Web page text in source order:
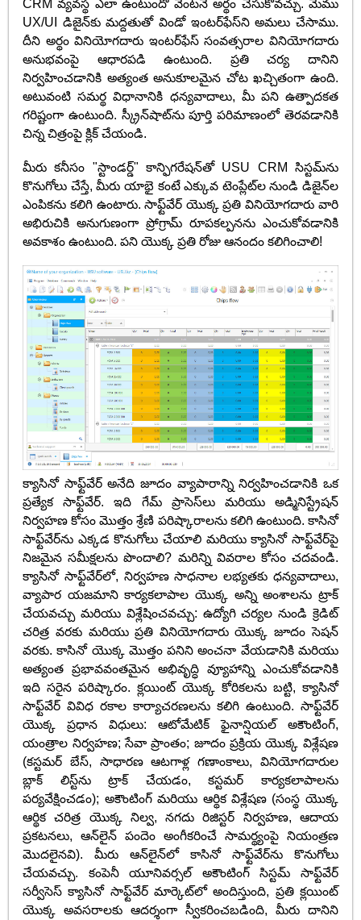
CRM వ్యవస్థ ఎలా ఉంటుందో వెంటనే అర్థం చేసుకోవచ్చు. మేము
UX/UI డిజైన్‌కు మద్దతుతో విండో ఇంటర్‌ఫేస్‌ని అమలు చేసాము.
దీని అర్థం వినియోగదారు ఇంటర్‌ఫేస్ సంవత్సరాల వినియోగదారు
అనుభవంపై ఆధారపడి ఉంటుంది. ప్రతి చర్య దానిని
నిర్వహించడానికి అత్యంత అనుకూలమైన చోట ఖచ్చితంగా ఉంది.
అటువంటి సమర్థ విధానానికి ధన్యవాదాలు, మీ పని ఉత్పాదకత
గరిష్టంగా ఉంటుంది. స్క్రీన్‌షాట్‌ను పూర్తి పరిమాణంలో తెరవడానికి
చిన్న చిత్రంపై క్లిక్ చేయండి.
మీరు కనీసం "స్టాండర్డ్" కాన్ఫిగరేషన్‌తో USU CRM సిస్టమ్‌ను
కొనుగోలు చేస్తే, మీరు యాభై కంటే ఎక్కువ టెంప్లేట్‌ల నుండి డిజైన్‌ల
ఎంపికను కలిగి ఉంటారు. సాఫ్ట్‌వేర్ యొక్క ప్రతి వినియోగదారు వారి
అభిరుచికి అనుగుణంగా ప్రోగ్రామ్ రూపకల్పనను ఎంచుకోవడానికి
అవకాశం ఉంటుంది. పని యొక్క ప్రతి రోజు ఆనందం కలిగించాలి!
క్యాసినో సాఫ్ట్‌వేర్ అనేది జూదం వ్యాపారాన్ని నిర్వహించడానికి ఒక
ప్రత్యేక సాఫ్ట్‌వేర్. ఇది గేమ్ ప్రాసెస్‌లు మరియు అడ్మినిస్ట్రేషన్
నిర్వహణ కోసం మొత్తం శ్రేణి పరిష్కారాలను కలిగి ఉంటుంది. కాసినో
సాఫ్ట్‌వేర్‌ను ఎక్కడ కొనుగోలు చేయాలి మరియు క్యాసినో సాఫ్ట్‌వేర్‌పై
నిజమైన సమీక్షలను పొందాలి? మరిన్ని వివరాల కోసం చదవండి.
క్యాసినో సాఫ్ట్‌వేర్‌లో, నిర్వహణ సాధనాల లభ్యతకు ధన్యవాదాలు,
వ్యాపార యజమాని కార్యకలాపాల యొక్క అన్ని అంశాలను ట్రాక్
చేయవచ్చు మరియు విశ్లేషించవచ్చు: ఉద్యోగి చర్యల నుండి క్రెడిట్
చరిత్ర వరకు మరియు ప్రతి వినియోగదారు యొక్క జూదం సెషన్
వరకు. కాసినో యొక్క మొత్తం పనిని అంచనా వేయడానికి మరియు
అత్యంత ప్రభావవంతమైన అభివృద్ధి వ్యూహాన్ని ఎంచుకోవడానికి
ఇది సరైన పరిష్కారం. క్లయింట్ యొక్క కోరికలను బట్టి, క్యాసినో
సాఫ్ట్‌వేర్ వివిధ రకాల కార్యాచరణలను కలిగి ఉంటుంది. సాఫ్ట్‌వేర్
యొక్క ప్రధాన విధులు: ఆటోమేటిక్ ఫైనాన్షియల్ అకౌంటింగ్,
యంత్రాల నిర్వహణ; సేవా ప్రాంతం; జూదం ప్రక్రియ యొక్క విశ్లేషణ
(కస్టమర్ బేస్, సాధారణ ఆటగాళ్ల గణాంకాలు, వినియోగదారుల
బ్లాక్ లిస్ట్‌ను ట్రాక్ చేయడం, కస్టమర్ కార్యకలాపాలను
పర్యవేక్షించడం); అకౌంటింగ్ మరియు ఆర్థిక విశ్లేషణ (సంస్థ యొక్క
ఆర్థిక చరిత్ర యొక్క నిల్వ, నగదు రిజిస్టర్ నిర్వహణ, ఆదాయ
ప్రకటనలు, ఆన్‌లైన్ పందెం అంగీకరించే సామర్థ్యంపై నియంత్రణ
మొదలైనవి). మీరు ఆన్‌లైన్‌లో కాసినో సాఫ్ట్‌వేర్‌ను కొనుగోలు
చేయవచ్చు. కంపెనీ యూనివర్సల్ అకౌంటింగ్ సిస్టమ్ సాఫ్ట్‌వేర్
సర్వీసెస్ క్యాసినో సాఫ్ట్‌వేర్ మార్కెట్‌లో అందిస్తుంది, ప్రతి క్లయింట్
యొక్క అవసరాలకు ఆదర్శంగా స్వీకరించబడింది, మీరు దానిని